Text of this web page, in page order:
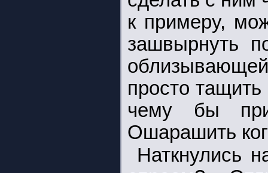
к примеру,
зашвырнуть
просто
чему бы
Ошарашить
Наткнулись